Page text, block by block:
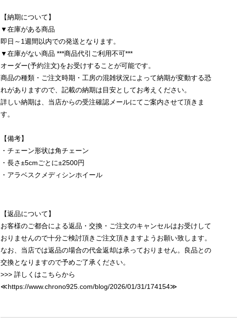
【納期について】
▼在庫がある商品
即日～1週間以内での発送となります。
▼在庫がない商品 ***商品代引ご利用不可***
オーダー(予約注文)をお受けすることが可能です。
商品の種類・ご注文時期・工房の混雑状況によって納期が変動する恐
れがありますので、記載の納期は目安としてお考えください。
詳しい納期は、当店からの受注確認メールにてご案内させて頂きま
す。
【備考】
・チェーン形状は角チェーン
・長さ±5cmごとに±2500円
・アラベスクメディシンホイール
【返品について】
お客様のご都合による返品・交換・ご注文のキャンセルはお受けして
おりませんので十分ご検討頂きご注文頂きますようお願い致します。
なお、当店では返品の場合の代金返却は承っておりません。良品との
交換となりますので予めご了承ください。
>>> 詳しくはこちらから
≪https://www.chrono925.com/blog/2026/01/31/174154≫